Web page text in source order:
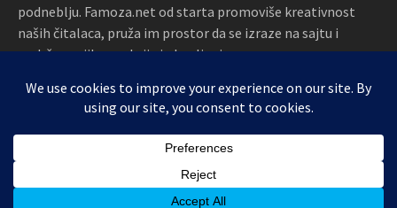
podneblju. Famoza.net od starta promoviše kreativnost
naših čitalaca, pruža im prostor da se izraze na sajtu i
podržava njihove akcije i okupljanja